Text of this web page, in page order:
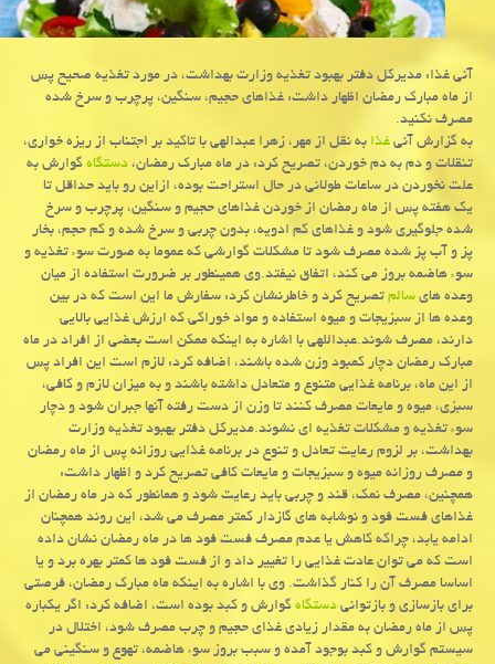
آنی غذا: مدیركل دفتر بهبود تغذیه وزارت بهداشت، در مورد تغذیه صحیح پس
از ماه مبارك رمضان اظهار داشت: غذاهای حجیم، سنگین، پرچرب و سرخ شده
مصرف نكنید.
به گزارش آنیغذابه نقل از مهر، زهرا عبدالهی با تاكید بر اجتناب از ریزه خواری،
تنقلات و دم به دم خوردن، تصریح كرد: در ماه مبارك رمضان،دستگاهگوارش به
علت نخوردن در ساعات طولانی در حال استراحت بوده، ازاین رو باید حداقل تا
یك هفته پس از ماه رمضان از خوردن غذاهای حجیم و سنگین، پرچرب و سرخ
شده جلوگیری شود و غذاهای كم ادویه، بدون چربی و سرخ شده و كم حجم، بخار
پز و آب پز شده مصرف شود تا مشكلات گوارشی كه عموما به صورت سوء تغذیه و
سوء هاضمه بروز می كند، اتفاق نیفتد.وی همینطور بر ضرورت استفاده از میان
وعده هایسالمتصریح كرد و خاطرنشان كرد: سفارش ما این است كه در بین
وعده ها از سبزیجات و میوه استفاده و مواد خوراكی كه ارزش غذایی بالایی
دارند، مصرف شوند.عبداللهی با اشاره به اینكه ممكن است بعضی از افراد در ماه
مبارك رمضان دچار كمبود وزن شده باشند، اضافه كرد: لازم است این افراد پس
از این ماه، برنامه غذایی متنوع و متعادل داشته باشند و به میزان لازم و كافی،
سبزی، میوه و مایعات مصرف كنند تا وزن از دست رفته آنها جبران شود و دچار
سوء تغذیه و مشكلات تغذیه ای نشوند.مدیركل دفتر بهبود تغذیه وزارت
بهداشت، بر لزوم رعایت تعادل و تنوع در برنامه غذایی روزانه پس از ماه رمضان
و مصرف روزانه میوه و سبزیجات و مایعات كافی تصریح كرد و اظهار داشت:
همچنین، مصرف نمك، قند و چربی باید رعایت شود و همانطور كه در ماه رمضان از
غذاهای فست فود و نوشابه های گازدار كمتر مصرف می شد، این روند همچنان
ادامه یابد، چراكه كاهش یا عدم مصرف فست فود ها در ماه رمضان نشان داده
است كه می توان عادت غذایی را تغییر داد و از فست فود ها كمتر بهره برد و یا
اساسا مصرف آن را كنار گذاشت. وی با اشاره به اینكه ماه مبارك رمضان، فرصتی
برای بازسازی و بازتوانیدستگاهگوارش و كبد بوده است، اضافه كرد: اگر یكباره
پس از ماه رمضان به مقدار زیادی غذای حجیم و چرب مصرف شود، اختلال در
سیستم گوارش و كبد بوجود آمده و سبب بروز سوء هاضمه، تهوع و سنگینی می